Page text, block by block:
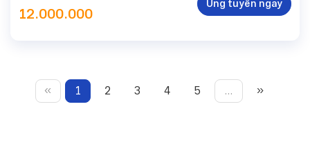
12.000.000
Ứng tuyển ngay
« 1 2 3 4 5 … »